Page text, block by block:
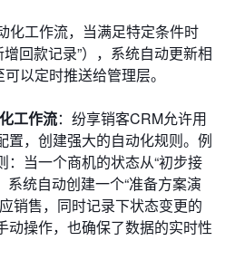
化工作流，当满足特定条件时
增回款记录”），系统自动更新相
以定时推送给管理层。
工作流：纷享销客CRM允许用
置，创建强大的自动化规则。例
：当一个商机的状态从“初步接
系统自动创建一个“准备方案演
销售，同时记录下状态变更的
动操作，也确保了数据的实时性